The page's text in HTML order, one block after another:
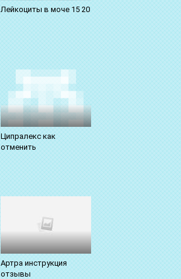
Лейкоциты в моче 15 20
Ципралекс как
отменить
Артра инструкция
отзывы